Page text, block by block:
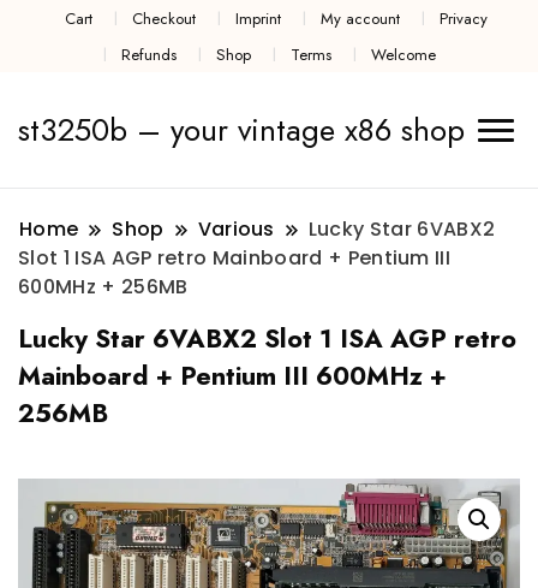
Cart Checkout Imprint My account
Privacy
Refunds
Shop Terms Welcome
st3250b – your vintage x86 shop
Home Shop Various
Lucky Star 6VABX2
Slot 1 ISA AGP retro Mainboard + Pentium III
600MHz + 256MB
Lucky Star 6VABX2 Slot 1 ISA AGP retro
Mainboard + Pentium III 600MHz +
256MB